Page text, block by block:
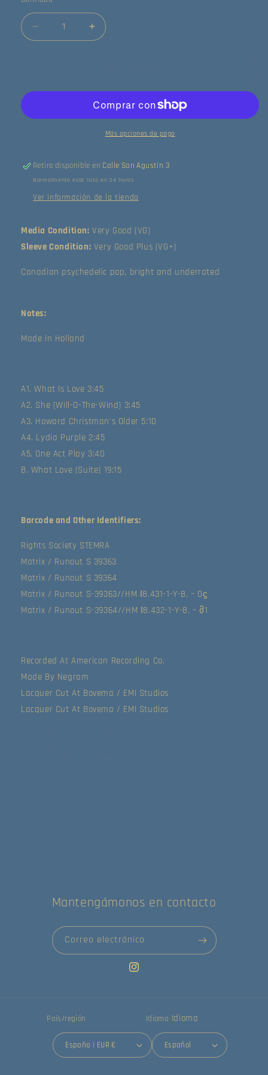
Reducir
cantidad
-
Collectors
(VG))
Aumentar
cantidad
-
The
Collectors
(LP)
(VG))
Más opciones de pago
Retiro disponible en Calle San Agustín 3
Normalmente está listo en 24 horas
Ver información de la tienda
Media Condition: Very Good (VG)
Sleeve Condition: Very Good Plus (VG+)
Canadian psychedelic pop, bright and underrated
Notes:
Made in Holland
A1. What Is Love 3:45
A2. She (Will-O-The-Wind) 3:45
A3. Howard Christman's Older 5:10
A4. Lydia Purple 2:45
A5. One Act Play 3:40
B. What Love (Suite) 19:15
Barcode and Other Identifiers:
Rights Society STEMRA
Matrix / Runout S 39363
Matrix / Runout S 39364
Matrix / Runout S-39363//HM ǀ8.431-1-Y-8. – 0ϛ
Matrix / Runout S-39364//HM ǀ8.432-1-Y-8. – მ1
Recorded At American Recording Co.
Made By Negram
Lacquer Cut At Bovema / EMI Studios
Lacquer Cut At Bovema / EMI Studios
Mantengámonos en contacto
Correo electrónico
Instagram
País/región
España | EUR €
Idioma Idioma
Español